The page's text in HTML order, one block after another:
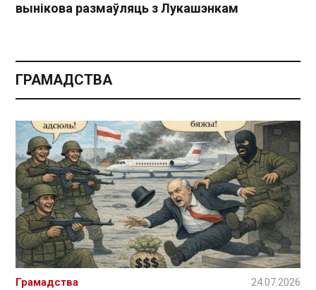
вынікова размаўляць з Лукашэнкам
ГРАМАДСТВА
Грамадства 24.07.2026